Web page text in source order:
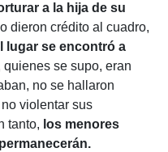
a la hija de su
dieron crédito al cuadro,
lugar se encontró a
quienes se supo, eran
no se hallaron
violentar sus
tanto, los menores